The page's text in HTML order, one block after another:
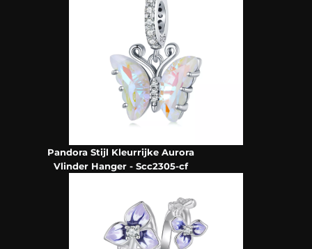
Pandora Stijl Kleurrijke Aurora
Vlinder Hanger - Scc2305-cf